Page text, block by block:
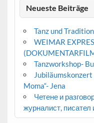
Neueste Beiträge
Tanz und
WEIMAR
Tanzworkshop-
Jubiläumskonzert
Moma“- Jena
Четене и
журналист,